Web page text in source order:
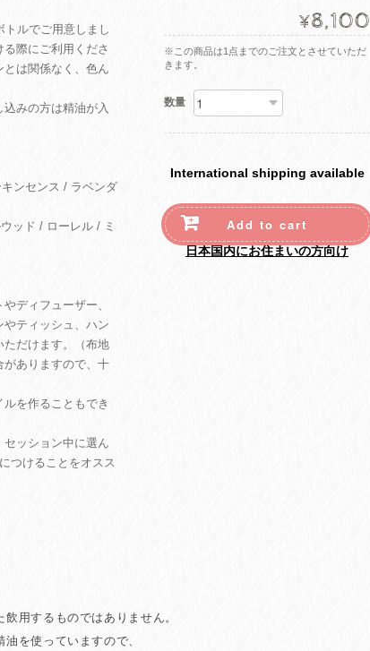
ルでご用意しまし
際にご利用くださ
は関係なく、色ん
みの方は精油が入
ンセンス / ラベンダ
ッド / ローレル / ミ
ディフューザー、
ティッシュ、ハン
ただけます。（布地
がありますので、十
を作ることもでき
ッション中に選ん
つけることをオスス
¥8,100
※この商品は1点までのご注文とさせていただ
きます。
数量
International shipping available
Add to cart
日本国内にお住まいの方向け
用するものではありません。
を使っていますので、